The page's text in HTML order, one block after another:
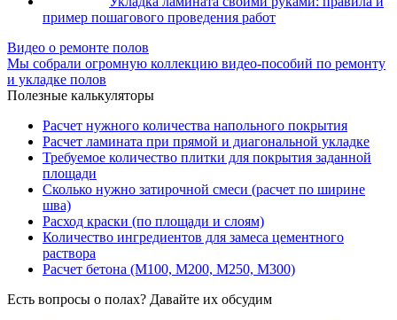
пример пошагового проведения работ
Видео о ремонте полов
Мы собрали огромную коллекцию видео-пособий по ремонту
и укладке полов
Полезные калькуляторы
Расчет нужного количества напольного покрытия
Расчет ламината при прямой и диагональной укладке
Требуемое количество плитки для покрытия заданной
площади
Сколько нужно затирочной смеси (расчет по ширине
шва)
Расход краски (по площади и слоям)
Количество ингредиентов для замеса цементного
раствора
Расчет бетона (М100, М200, М250, М300)
Есть вопросы о полах? Давайте их обсудим